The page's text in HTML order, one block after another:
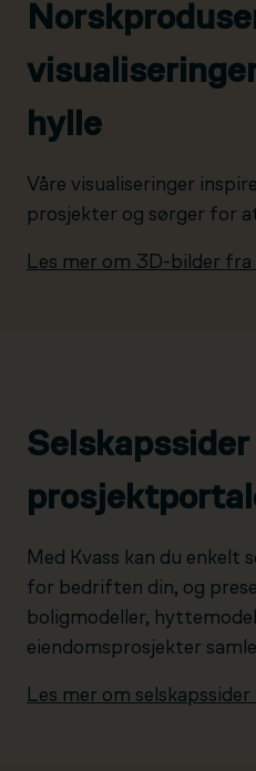
hylle
Våre visualiseringer
prosjekter og sørger for
Les mer om 3D-bilder fra
Selskapssider
Med Kvass kan du enkelt
for bedriften din, og
boligmodeller,
eiendomsprosjekter
Les mer om selskapssider